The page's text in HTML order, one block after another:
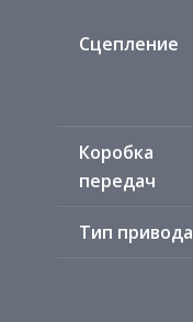
Сцепление
Коробка
передач
Тип привода